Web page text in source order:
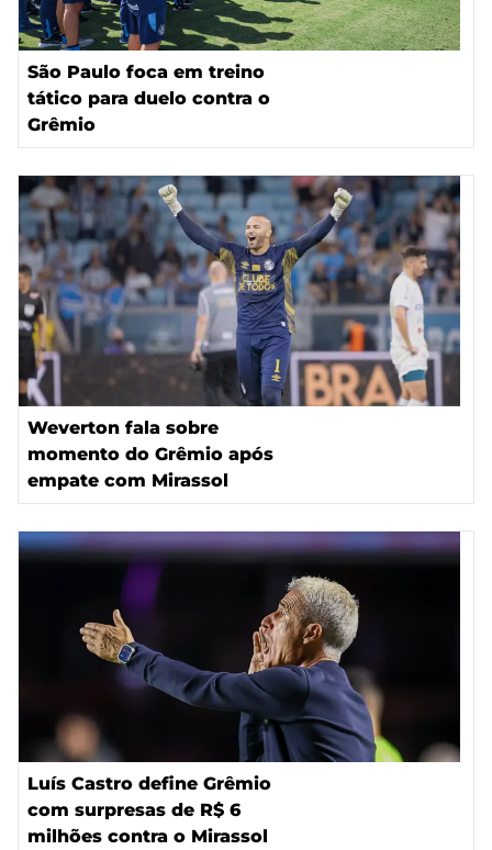
São Paulo foca em treino
tático para duelo contra o
Grêmio
Weverton fala sobre
momento do Grêmio após
empate com Mirassol
Luís Castro define Grêmio
com surpresas de R$ 6
milhões contra o Mirassol